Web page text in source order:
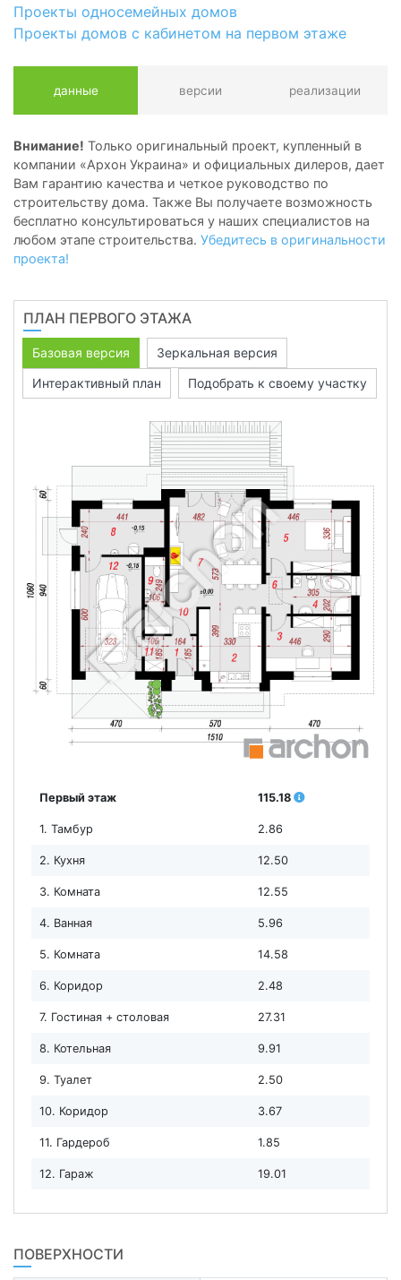
Проекты односемейных домов
Проекты домов с кабинетом на первом этаже
данные версии реализации
Внимание! Только оригинальный проект, купленный в
компании «Архон Украина» и официальных дилеров, дает
Вам гарантию качества и четкое руководство по
строительству дома. Также Вы получаете возможность
бесплатно консультироваться у наших специалистов на
любом этапе строительства. Убедитесь в оригинальности
проекта!
ПЛАН ПЕРВОГО ЭТАЖА
Базовая версия
Зеркальная версия
Интерактивный план
Подобрать к своему участку
Первый этаж 115.18
1. Тамбур 2.86
2. Кухня 12.50
3. Комната 12.55
4. Ванная 5.96
5. Комната 14.58
6. Коридор 2.48
7. Гостиная + столовая 27.31
8. Котельная 9.91
9. Туалет 2.50
10. Коридор 3.67
11. Гардероб 1.85
12. Гараж 19.01
ПОВЕРХНОСТИ